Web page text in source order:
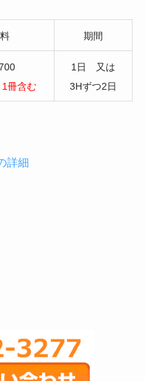
期間
冊含む
1日 又は
3Hずつ2日
詳細